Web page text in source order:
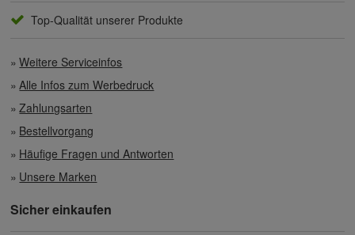
Top-Qualität unserer Produkte
Weitere Serviceinfos
Alle Infos zum Werbedruck
Zahlungsarten
Bestellvorgang
Häufige Fragen und Antworten
Unsere Marken
Sicher einkaufen